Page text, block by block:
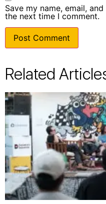
Save my name, email,
the next time I comment.
Related